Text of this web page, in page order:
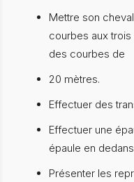
Mettre son
courbes aux
des courbes de
20 mètres.
Effectuer des
Effectuer une
épaule en
Présenter les